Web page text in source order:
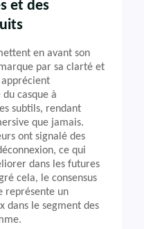
et des
en avant son
par sa clarté et
casque à
subtils, rendant
que jamais.
ont signalé des
ce qui
dans les futures
cela, le consensus
représente un
dans le segment des